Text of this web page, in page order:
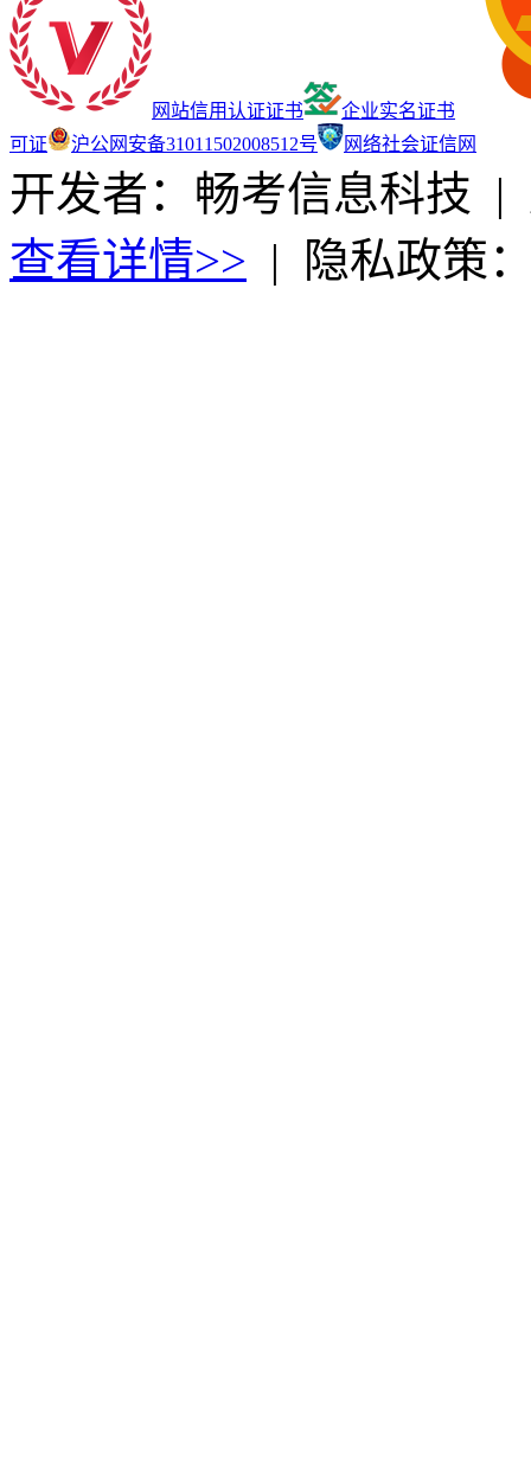
网站信用认证证书
企业实名证书
可证
沪公网安备31011502008512号 网络社会证信网
开发者：畅考信息科技 |
查看详情>> | 隐私政策